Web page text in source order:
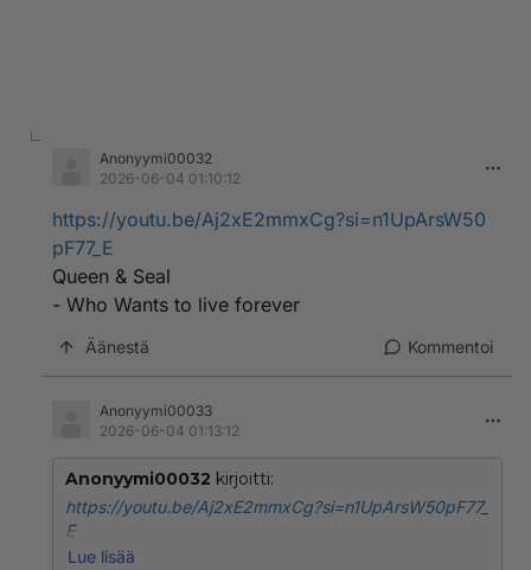
Anonyymi00032
2026-06-04 01:10:12
https://youtu.be/Aj2xE2mmxCg?si=n1UpArsW50
pF77_E
Queen & Seal
- Who Wants to live forever
Äänestä Kommentoi
Anonyymi00033
2026-06-04 01:13:12
Anonyymi00032 kirjoitti:
https://youtu.be/Aj2xE2mmxCg?si=n1UpArsW50pF77_
E
Queen & Seal
Lue lisää